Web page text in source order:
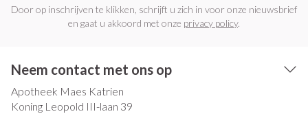
Door op inschrijven te klikken, schrijft u zich in voor onze nieuwsbrief
en gaat u akkoord met onze privacy policy.
Neem contact met ons op
Apotheek Maes Katrien
Koning Leopold III-laan 39